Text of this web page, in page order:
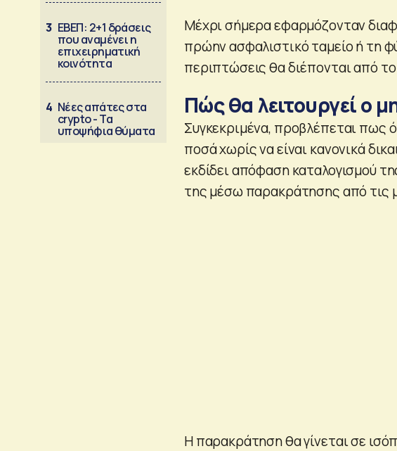
3 ΕΒΕΠ: 2+1 δράσεις
που αναμένει η
επιχειρηματική
κοινότητα
4 Νέες απάτες στα
crypto - Τα
υποψήφια θύματα
Μέχρι σήμερα εφαρμόζονταν
πρώην ασφαλιστικό ταμείο ή τη
περιπτώσεις θα διέπονται από
Πώς θα λειτουργεί ο
Συγκεκριμένα, προβλέπεται πως
ποσά χωρίς να είναι κανονικά
εκδίδει απόφαση καταλογισμού
της μέσω παρακράτησης από τις
Η παρακράτηση θα γίνεται σε